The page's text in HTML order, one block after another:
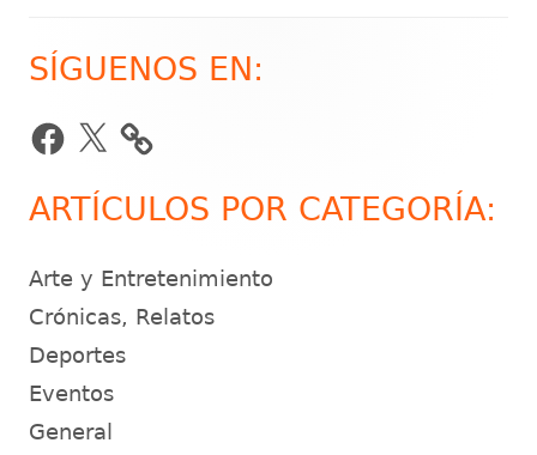
Barra
lateral
SÍGUENOS EN:
Facebook
X
ARTÍCULOS POR CATEGORÍA:
Arte y Entretenimiento
Crónicas, Relatos
Deportes
Eventos
General